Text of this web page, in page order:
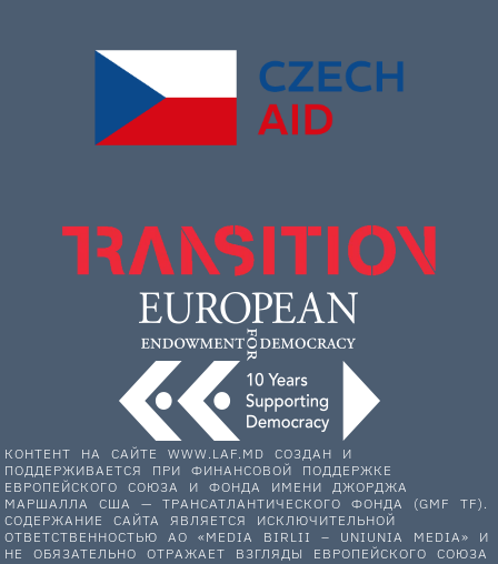
КОНТЕНТ НА САЙТЕ WWW.LAF.MD СОЗДАН И
ПОДДЕРЖИВАЕТСЯ ПРИ ФИНАНСОВОЙ ПОДДЕРЖКЕ
ЕВРОПЕЙСКОГО СОЮЗА И ФОНДА ИМЕНИ ДЖОРДЖА
МАРШАЛЛА США — ТРАНСАТЛАНТИЧЕСКОГО ФОНДА (GMF TF).
СОДЕРЖАНИЕ САЙТА ЯВЛЯЕТСЯ ИСКЛЮЧИТЕЛЬНОЙ
ОТВЕТСТВЕННОСТЬЮ АО «MEDIA BIRLII – UNIUNIA MEDIA» И
НЕ ОБЯЗАТЕЛЬНО ОТРАЖАЕТ ВЗГЛЯДЫ ЕВРОПЕЙСКОГО СОЮЗА